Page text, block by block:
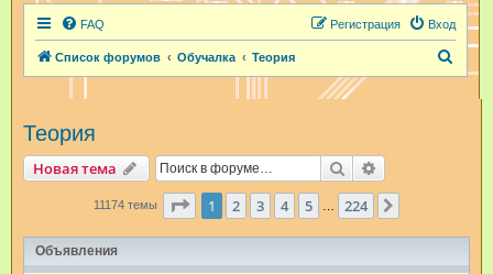
FAQ Вход
Регистрация
Список форумов Обучалка Теория
Теория
Новая тема Поиск
11174 темы Страница из 224
1 2 3 4 5 224
Объявления